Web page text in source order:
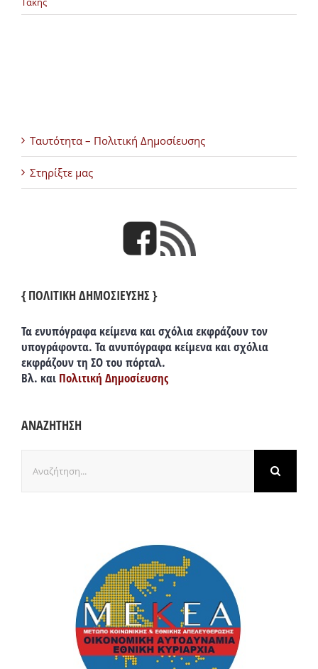
Ταυτότητα – Πολιτική Δημοσίευσης
Στηρίξτε μας
{ ΠΟΛΙΤΙΚΗ ΔΗΜΟΣΙΕΥΣΗΣ }
Τα ενυπόγραφα κείμενα και σχόλια εκφράζουν τον
υπογράφοντα. Τα ανυπόγραφα κείμενα και σχόλια
εκφράζουν τη ΣΟ του πόρταλ.
Βλ. και Πολιτική Δημοσίευσης
ΑΝΑΖΗΤΗΣΗ
για: